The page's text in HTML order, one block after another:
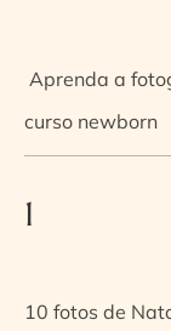
Aprenda a
curso newborn
1
10 fotos de